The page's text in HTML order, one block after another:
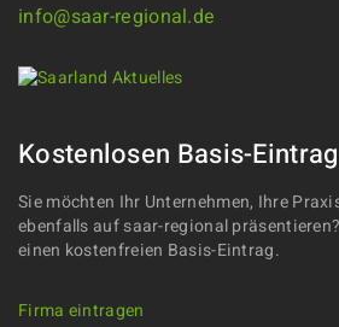
info@saar-regional.de
Kostenlosen Basis-
Sie möchten Ihr Unternehmen, Ihre
ebenfalls auf saar-regional
einen kostenfreien Basis-Eintrag.
Firma eintragen